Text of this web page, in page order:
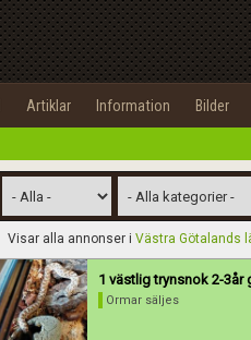
Artiklar Information Bilder
Namn:
Beskrivning:
Alla Positiva
Visar alla annonser i Västra Götalands
1 västlig trynsnok 2-3år
Ormar säljes
integritetspolicy
Namn:
Epost:
Terms of Service
Begär nytt lösenord